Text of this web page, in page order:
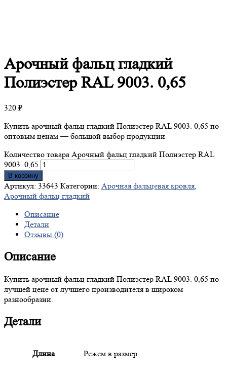
Арочныйфальц гладкий
Полиэстер RAL 9003. 0,65
320 ₽
Купить арочный фальц гладкий Полиэстер RAL 9003. 0,65 по
оптовым ценам — большой выбор продукции
Количество товара Арочный фальц гладкий Полиэстер RAL
9003. 0,65
В корзину
Артикул: 33643 Категории: Арочная фальцевая кровля,
Арочный фальц гладкий
Описание
Детали
Отзывы (0)
Описание
Купить арочный фальц гладкий Полиэстер RAL 9003. 0,65 по
лучшей цене от лучшего производителя в широком
разнообразии.
Детали
Длина Режем в размер